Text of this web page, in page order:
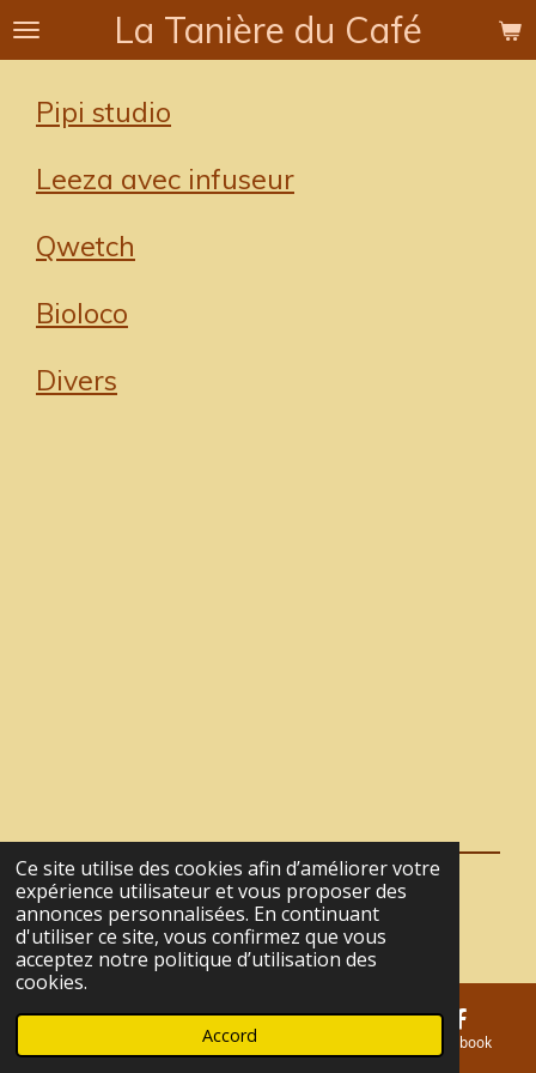
Ce site utilise des cookies afin d’améliorer votre
expérience utilisateur et vous proposer des
annonces personnalisées. En continuant
d'utiliser ce site, vous confirmez que vous
acceptez notre politique d’utilisation des
cookies.
Accord
Passer
principal
La Tanière du Café
Pipi studio
Leeza avec infuseur
Qwetch
Bioloco
Divers
© 2021 - 2026 La Tanière du Café
Propulsé parWebador
Téléphone Facebook